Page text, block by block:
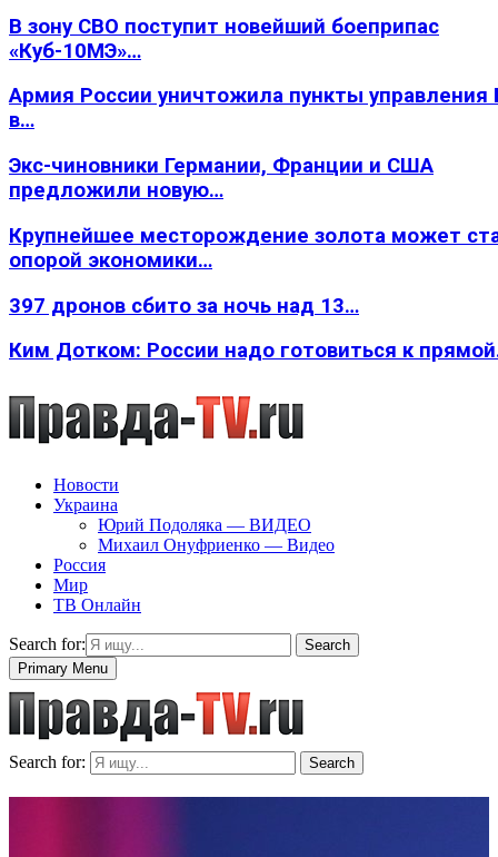
В зону СВО поступит новейший боеприпас
«Куб-10МЭ»…
Армия России уничтожила пункты
в…
Экс-чиновники Германии, Франции и США
предложили новую…
Крупнейшее месторождение золота может
опорой экономики…
397 дронов сбито за ночь над 13…
Ким Дотком: России надо готовиться к
Новости
Украина
Юрий Подоляка — ВИДЕО
Михаил Онуфриенко — Видео
Россия
Мир
ТВ Онлайн
Search for:
Search
Primary Menu
Search for: Search